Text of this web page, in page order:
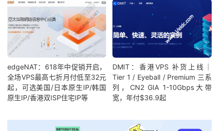
edgeNAT：618年中促销开启，
全场VPS最高七折月付低至32元
起，可选美国/日本原生IP/韩国
原生IP/香港双ISP住宅IP等
DMIT：香港VPS 补货上线｜
Tier 1 / Eyeball / Premium 三系
列，CN2 GIA 1-10Gbps大带
宽，年付$36.9起